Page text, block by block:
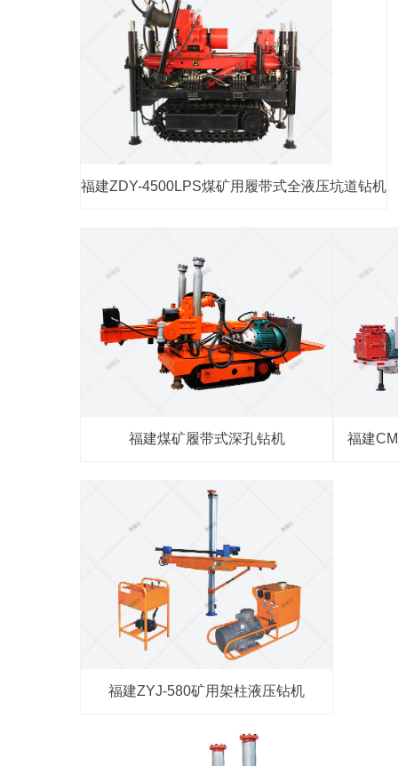
福建ZDY-4500LPS煤矿用履带式全液压坑道钻机
福建煤矿履带式深孔钻机 福建
福建ZYJ-580矿用架柱液压钻机